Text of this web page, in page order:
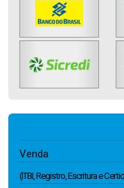
Venda
(ITBI, Registro, Escritura e